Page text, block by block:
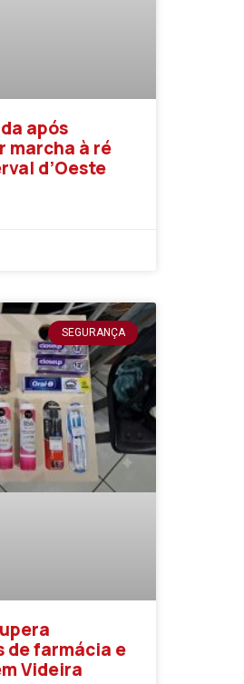
após
marcha à ré
d’Oeste
SEGURANÇA
de farmácia e
Videira